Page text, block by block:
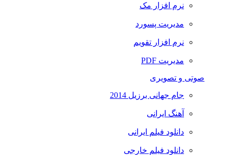
نرم افزار مک
مدیریت پسورد
نرم افزار تقویم
مدیریت PDF
صوتی و تصویری
جام جهانی برزیل 2014
آهنگ ایرانی
دانلود فیلم ایرانی
دانلود فیلم خارجی